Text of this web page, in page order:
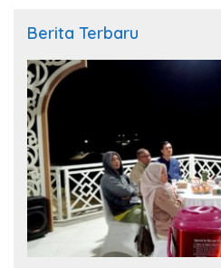
Berita Terbaru